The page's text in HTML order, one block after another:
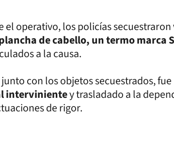
el operativo, los policías secuestraron
de cabello, un termo marca
a la causa.
con los objetos secuestrados,
intervinientey trasladado a la
de rigor.